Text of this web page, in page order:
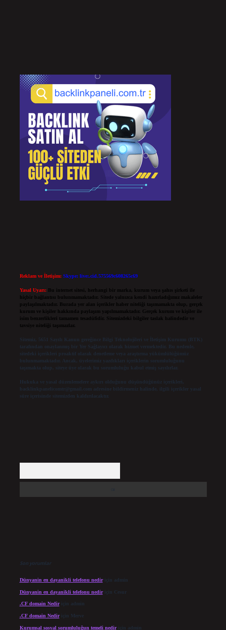
Reklam ve İletişim: Skype: live:.cid.575569c608265c69
Yasal Uyarı:
Bu internet sitesi, herhangi bir marka, kurum veya şahıs şirketi ile
hiçbir bağlantısı bulunmamaktadır. Sitede yalnızca kendi hazırladığımız makaleler
paylaşılmaktadır. Burada yer alan içerikler haber niteliği taşımamakta olup, gerçek
kurum ve kişiler hakkında paylaşım yapılmamaktadır. Gerçek kurum ve kişiler ile
isim benzerlikleri tamamen tesadüfidir. Sitemizdeki bilgiler taslak halindedir ve
tavsiye niteliği taşımazlar.
Sitemiz, 5651 Sayılı Kanun gereğince Bilgi Teknolojileri ve İletişim Kurumu (BTK)
tarafından onaylanmış bir Yer Sağlayıcı olarak hizmet vermektedir. Bu nedenle,
sitedeki içerikleri proaktif olarak denetleme veya araştırma yükümlülüğümüz
bulunmamaktadır. Ancak, üyelerimiz yazdıkları içeriklerin sorumluluğunu
taşımakta olup, siteye üye olarak bu sorumluluğu kabul etmiş sayılırlar.
Hukuka ve yasal düzenlemelere aykırı olduğunu düşündüğünüz içerikleri,
backlinkpanelicomtr@gmail.comadresine bildirmeniz halinde, ilgili içerikler yasal
süre içerisinde sitemizden kaldırılacaktır.
Son yorumlar
Dünyanin en dayanikli telefonu nediriçin admin
Dünyanin en dayanikli telefonu nediriçin Cesur
.CF domain Nediriçin admin
.CF domain Nediriçin Merve
Kurumsal sosyal sorumluluğun temeli nediriçin admin